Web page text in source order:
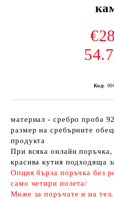
Код:
материал - сребро проба
размер на сребърните
продукта
При всяка онлайн
красива кутия подходяща
Опция бърза поръчка без
само четири полета/
Може за поръчате и на